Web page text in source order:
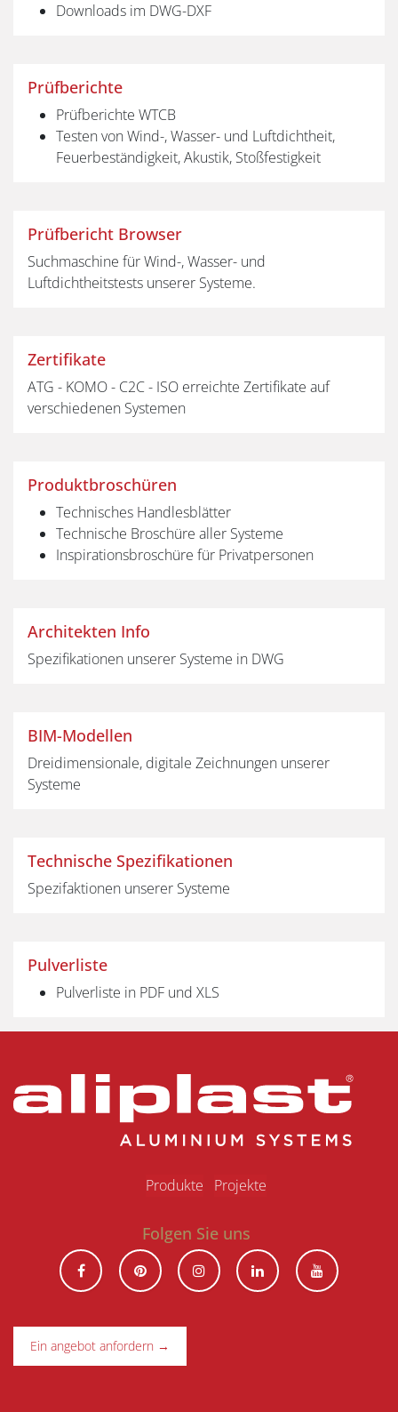
Downloads im DWG-DXF
Prüfberichte
Prüfberichte WTCB
Testen von Wind-, Wasser- und Luftdichtheit,
Feuerbeständigkeit, Akustik, Stoßfestigkeit
Prüfbericht Browser
Suchmaschine für Wind-, Wasser- und
Luftdichtheitstests unserer Systeme.
Zertifikate
ATG - KOMO - C2C - ISO erreichte Zertifikate auf
verschiedenen Systemen
Produktbroschüren
Technisches Handlesblätter
Technische Broschüre aller Systeme
Inspirationsbroschüre für Privatpersonen
Architekten Info
Spezifikationen unserer Systeme in DWG
BIM-Modellen
Dreidimensionale, digitale Zeichnungen unserer
Systeme
Technische Spezifikationen
Spezifaktionen unserer Systeme
Pulverliste
Pulverliste in PDF und XLS
Produkte Projekte
Folgen Sie uns
Ein angebot anfordern →